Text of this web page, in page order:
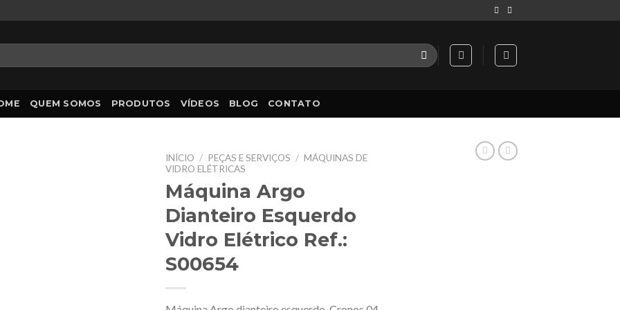
QUEM SOMOS PRODUTOS VÍDEOS BLOG CONTATO
INÍCIO / PEÇAS E SERVIÇOS / MÁQUINAS DE
VIDRO ELÉTRICAS
Máquina Argo
Dianteiro Esquerdo
Vidro Elétrico Ref.:
S00654